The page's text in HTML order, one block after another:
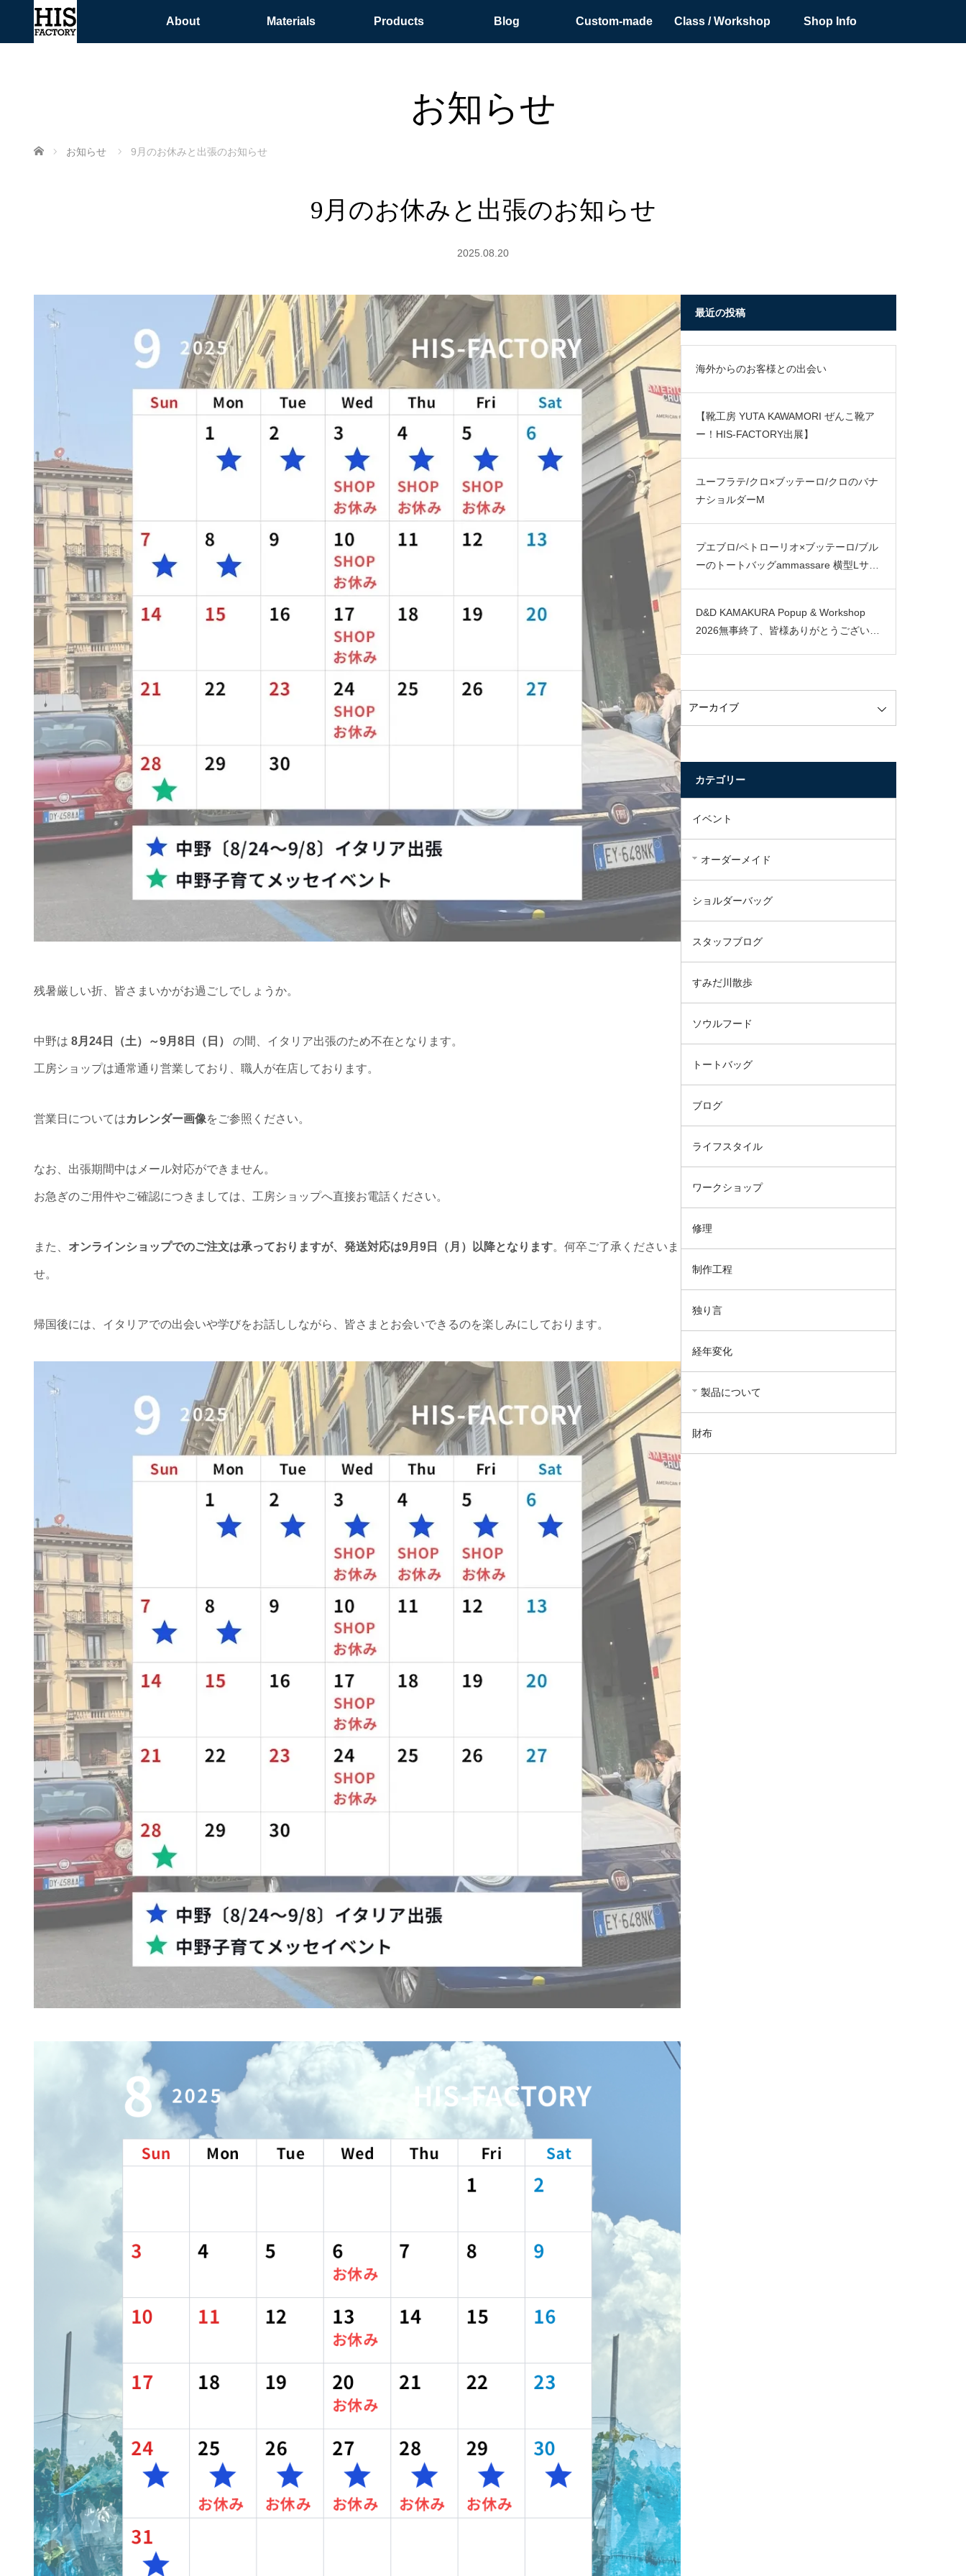
About Materials Products Blog Custom-made Class / Workshop Shop Info
お知らせ
ホーム お知らせ 9月のお休みと出張のお知らせ
9月のお休みと出張のお知らせ
2025.08.20
残暑厳しい折、皆さまいかがお過ごしでしょうか。
中野は 8月24日（土）～9月8日（日） の間、イタリア出張のため不在となります。
工房ショップは通常通り営業しており、職人が在店しております。
営業日についてはカレンダー画像をご参照ください。
なお、出張期間中はメール対応ができません。
お急ぎのご用件やご確認につきましては、工房ショップへ直接お電話ください。
また、 オンラインショップでのご注文は承っておりますが、発送対応は9月9日（月）以降となります。何卒ご了承くださいま
せ。
帰国後には、イタリアでの出会いや学びをお話ししながら、皆さまとお会いできるのを楽しみにしております。
最近の投稿
海外からのお客様との出会い
【靴工房 YUTA KAWAMORI ぜんこ靴ア
ー！HIS-FACTORY出展】
ユーフラテ/クロ×ブッテーロ/クロのバナ
ナショルダーM
プエブロ/ペトローリオ×ブッテーロ/ブル
ーのトートバッグammassare 横型Lサイ
D&D KAMAKURA Popup & Workshop
2026無事終了、皆様ありがとうございま
カテゴリー
イベント
オーダーメイド
ショルダーバッグ
スタッフブログ
すみだ川散歩
ソウルフード
トートバッグ
ブログ
ライフスタイル
ワークショップ
修理
制作工程
独り言
経年変化
製品について
財布